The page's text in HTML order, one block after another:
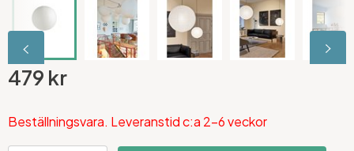
479 kr
Beställningsvara. Leveranstid c:a 2-6 veckor